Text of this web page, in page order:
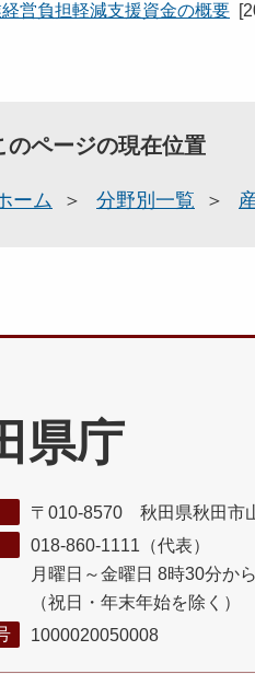
営負担軽減支援資金の概要 [
のページの現在位置
ーム 分野別一覧
県庁
〒010-8570 秋田県秋田市
018-860-1111（代表）
月曜日～金曜日 8時30分か
（祝日・年末年始を除く）
1000020050008